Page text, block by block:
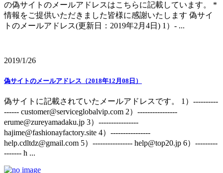
の偽サイトのメールアドレスはこちらに記載しています。 *
情報をご提供いただきました皆様に感謝いたします 偽サイ
トのメールアドレス(更新日：2019年2月4日) 1）- ...
2019/1/26
偽サイトのメールアドレス（2018年12月08日）
偽サイトに記載されていたメールアドレスです。 1）----------
------ customer@serviceglobalvip.com 2）----------------
erume@zureyamadaku.jp 3）----------------
hajime@fashionayfactory.site 4）----------------
help.cdltdz@gmail.com 5）---------------- help@top20.jp 6）---------
------- h ...